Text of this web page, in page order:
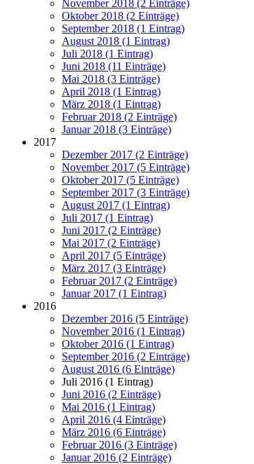
November 2018 (2 Einträge)
Oktober 2018 (2 Einträge)
September 2018 (1 Eintrag)
August 2018 (1 Eintrag)
Juli 2018 (1 Eintrag)
Juni 2018 (11 Einträge)
Mai 2018 (3 Einträge)
April 2018 (1 Eintrag)
März 2018 (1 Eintrag)
Februar 2018 (2 Einträge)
Januar 2018 (3 Einträge)
2017
Dezember 2017 (2 Einträge)
November 2017 (5 Einträge)
Oktober 2017 (5 Einträge)
September 2017 (3 Einträge)
August 2017 (1 Eintrag)
Juli 2017 (1 Eintrag)
Juni 2017 (2 Einträge)
Mai 2017 (2 Einträge)
April 2017 (5 Einträge)
März 2017 (3 Einträge)
Februar 2017 (2 Einträge)
Januar 2017 (1 Eintrag)
2016
Dezember 2016 (5 Einträge)
November 2016 (1 Eintrag)
Oktober 2016 (1 Eintrag)
September 2016 (2 Einträge)
August 2016 (6 Einträge)
Juli 2016 (1 Eintrag)
Juni 2016 (2 Einträge)
Mai 2016 (1 Eintrag)
April 2016 (4 Einträge)
März 2016 (6 Einträge)
Februar 2016 (3 Einträge)
Januar 2016 (2 Einträge)